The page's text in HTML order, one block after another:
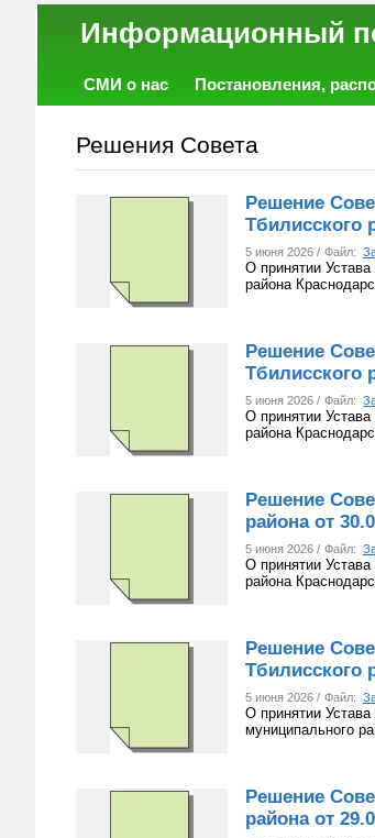
СМИ о нас Постановления,
Решения Совета
Решение
Тбилисского
5 июня 2026 / Файл:
О принятии Устава
района
Решение
Тбилисского
5 июня 2026 / Файл:
О принятии Устава
района
Решение
района от
5 июня 2026 / Файл:
О принятии Устава
района
Решение
Тбилисского
5 июня 2026 / Файл:
О принятии Устава
муниципального
Решение
района от